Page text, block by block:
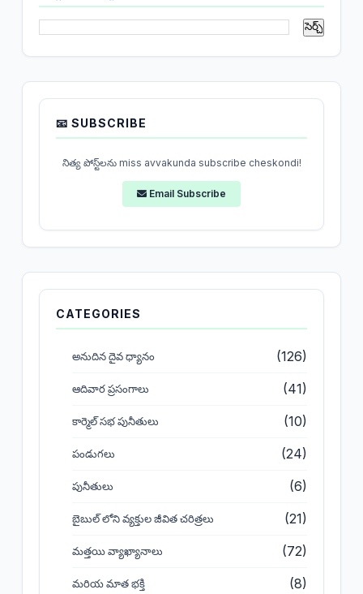
📧 SUBSCRIBE
నిత్య పోస్ట్‌లను miss avvakunda subscribe cheskondi!
Email Subscribe
CATEGORIES
అనుదిన దైవ ధ్యానం (126)
ఆదివార ప్రసంగాలు (41)
కార్మెల్ సభ పునీతులు (10)
పండుగలు (24)
పునీతులు (6)
బైబుల్ లోని వ్యక్తుల జీవిత చరిత్రలు (21)
మత్తయి వ్యాఖ్యానాలు (72)
మరియ మాత భక్తి (8)